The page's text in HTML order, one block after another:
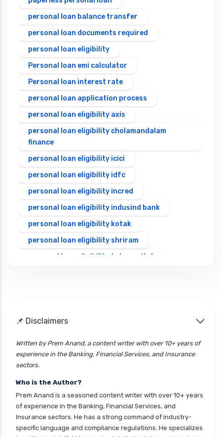
personal loan balance transfer
personal loan documents required
personal loan eligibility
Personal loan emi calculator
Personal loan interest rate
personal loan application process
personal loan eligibility axis
personal loan eligibility cholamandalam
finance
personal loan eligibility icici
personal loan eligibility idfc
personal loan eligibility incred
personal loan eligibility indusind bank
personal loan eligibility kotak
personal loan eligibility shriram
personal loan eligibility tata capital
personal loan for doctors
personal loan for it professionals
personal loan for nri
personal loan for pensioners
personal loan for salaried individuals
📌 Disclaimers
Written by Prem Anand, a content writer with over 10+ years of
experience in the Banking, Financial Services, and Insurance
sectors.
Who is the Author?
Prem Anand is a seasoned content writer with over 10+ years
of experience in the Banking, Financial Services, and
Insurance sectors. He has a strong command of industry-
specific language and compliance regulations. He specializes